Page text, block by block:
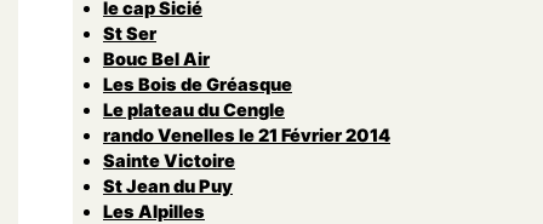
le cap Sicié
St Ser
Bouc Bel Air
Les Bois de Gréasque
Le plateau du Cengle
rando Venelles le 21 Février 2014
Sainte Victoire
St Jean du Puy
Les Alpilles